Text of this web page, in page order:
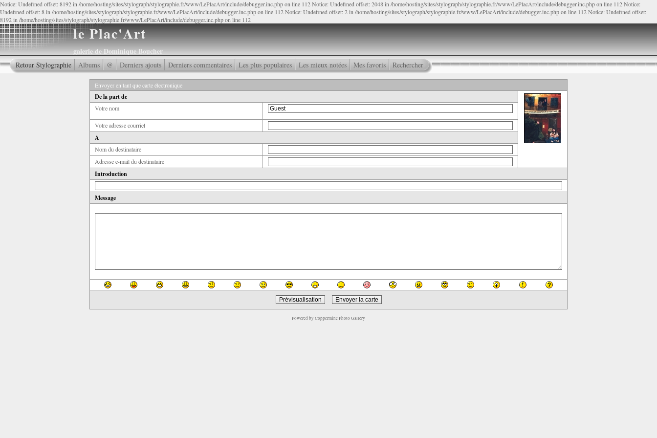
Notice: Undefined offset: 8192 in /home/hosting/sites/stylograph/stylographie.fr/www/LePlacArt/include/debugger.inc.php on line 112 Notice: Undefined offset: 2048 in /home/hosting/sites/stylograph/stylographie.fr/www/LePlacArt/include/debugger.inc.php on line 112 Notice:
Undefined offset: 8 in /home/hosting/sites/stylograph/stylographie.fr/www/LePlacArt/include/debugger.inc.php on line 112 Notice: Undefined offset: 2 in /home/hosting/sites/stylograph/stylographie.fr/www/LePlacArt/include/debugger.inc.php on line 112 Notice: Undefined offset:
8192 in /home/hosting/sites/stylograph/stylographie.fr/www/LePlacArt/include/debugger.inc.php on line 112
le Plac'Art
galerie de Dominique Boucher
Retour Stylographie Albums @ Derniers ajouts Derniers commentaires Les plus populaires Les mieux notées Mes favoris Rechercher
Envoyer en tant que carte électronique
De la part de
Votre nom
Votre adresse courriel
A
Nom du destinataire
Adresse e-mail du destinataire
Introduction
Message
Powered by Coppermine Photo Gallery